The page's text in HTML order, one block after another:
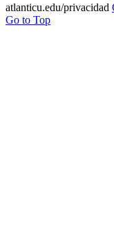
atlanticu.edu/privacidad
Go to Top